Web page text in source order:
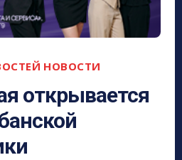
НОВОСТИ
открывается